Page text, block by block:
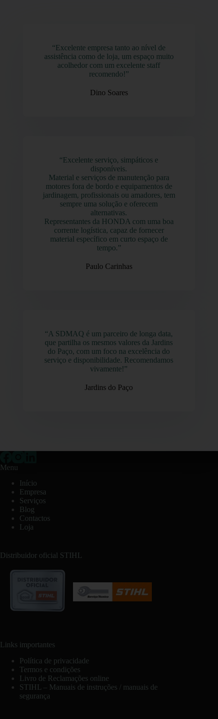
“Excelente empresa tanto ao nível de
assistência como de loja, um espaço muito
acolhedor com um excelente staff
recomendo!”
Dino Soares
“Excelente serviço, simpáticos e
disponíveis.
Material e serviços de manutenção para
motores fora de bordo e equipamentos de
jardinagem, profissionais ou amadores, tem
sempre uma solução e oferecem
alternativas.
Representantes da HONDA com uma boa
corrente logística, capaz de fornecer
material específico em curto espaço de
tempo.”
Paulo Carinhas
“A SDMAQ é um parceiro de longa data,
que partilha os mesmos valores da Jardins
do Paço, com um foco na excelência do
serviço e disponibilidade. Recomendamos
vivamente!”
Jardins do Paço
Menu
Início
Empresa
Serviços
Blog
Contactos
Loja
Distribuidor oficial STIHL
Links importantes
Política de privacidade
Termos e condições
Livro de Reclamações online
STIHL – Manuais de instruções / manuais de
segurança